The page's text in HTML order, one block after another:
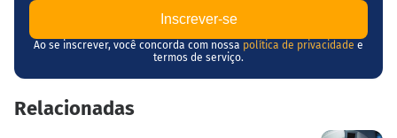
Ao se inscrever, você concorda com nossa política de privacidade e
termos de serviço.
Relacionadas